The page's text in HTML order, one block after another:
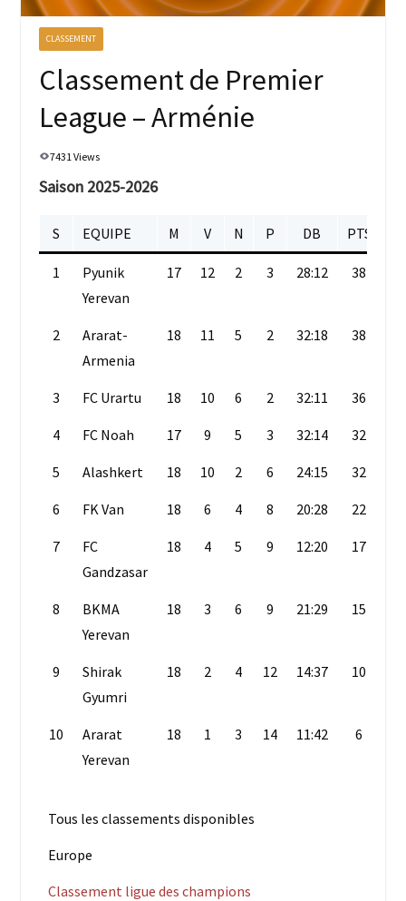
CLASSEMENT
Classement de Premier
League – Arménie
7431 Views
Saison 2025-2026
S EQUIPE M V N P DB PTS
1
Pyunik
Yerevan
17 12 2 3 28:12 38
2
Ararat-
Armenia
18 11 5 2 32:18 38
3 FC Urartu 18 10 6 2 32:11 36
4 FC Noah 17 9 5 3 32:14 32
5 Alashkert 18 10 2 6 24:15 32
6 FK Van 18 6 4 8 20:28 22
7
FC
Gandzasar
18 4 5 9 12:20 17
8
BKMA
Yerevan
18 3 6 9 21:29 15
9
Shirak
Gyumri
18 2 4 12 14:37 10
10
Ararat
Yerevan
18 1 3 14 11:42 6
Tous les classements disponibles
Europe
Classement ligue des champions